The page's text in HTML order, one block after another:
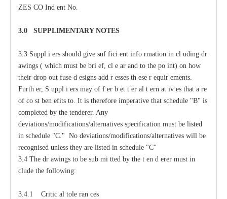
ZES CO Ind ent No.
3.0 SUPPLIMENTARY NOTES
3.3 Suppl i ers should give suf fici ent info rmation in cl uding dr
awings ( which must be bri ef, cl e ar and to the po int) on how
their drop out fuse d esigns add r esses th ese r equir ements.
Furth er, S uppl i ers may of f er b et t er al t ern at iv es that a re
of co st ben efits to. It is therefore imperative that schedule "B" is
completed by the tenderer. Any
deviations/modifications/alternatives specification must be listed
in schedule "C." No deviations/modifications/alternatives will be
recognised unless they are listed in schedule "C"
3.4 The dr awings to be sub mi tted by the t en d erer must in
clude the following:
3.4.1 Critic al tole ran ces